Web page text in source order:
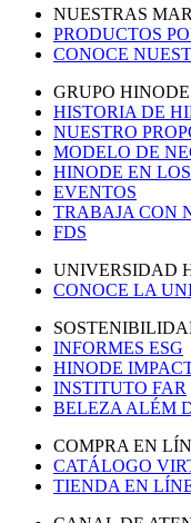
NUESTRAS
PRODUCTOS
CONOCE
GRUPO HINODE
HISTORIA DE
NUESTRO
MODELO DE
HINODE EN
EVENTOS
TRABAJA CON
FDS
UNIVERSIDAD
CONOCE LA
INFORMES ESG
HINODE
INSTITUTO FAR
BELEZA ALÉM
COMPRA EN
CATÁLOGO
TIENDA EN